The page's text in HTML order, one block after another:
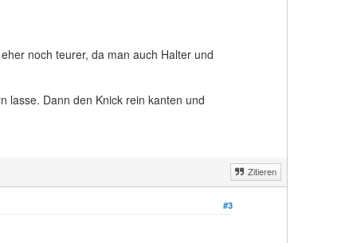
noch teurer, da man auch Halter und
lasse. Dann den Knick rein kanten und
Zitieren
#3